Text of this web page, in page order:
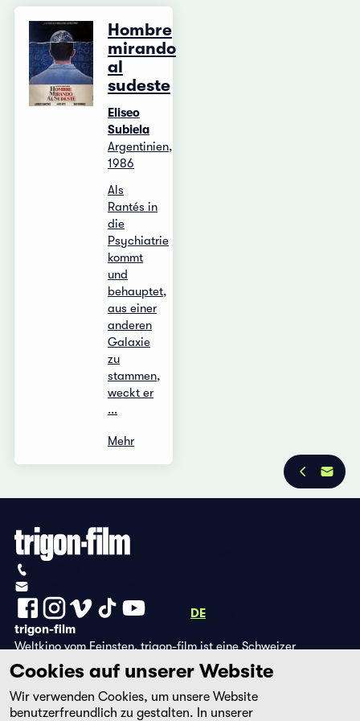
Hombre
mirando
al
sudeste
Eliseo
Subiela
Argentinien,
1986
Als
Rantés in
die
Psychiatrie
kommt
und
behauptet,
aus einer
anderen
Galaxie
zu
stammen,
weckt er
...
Mehr
DE
trigon-film
Weltkino vom Feinsten. trigon-film ist eine Schweizer
Filmstiftung, die seit 1988 sorgfältig ausgewählte Filme aus
Lateinamerika, Asien, Afrika und dem östlichen Europa im
Kino herausbringt und eine eigene DVD-Edition sowie die
Streaming-Plattform filmingo betreibt.
Cookies auf unserer Website
Wir verwenden Cookies, um unsere Website
benutzerfreundlich zu gestalten. In unserer